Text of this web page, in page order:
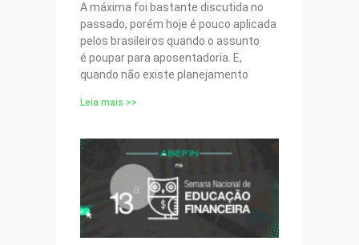
A máxima foi bastante discutida no
passado, porém hoje é pouco aplicada
pelos brasileiros quando o assunto
é poupar para aposentadoria. E,
quando não existe planejamento
Leia mais >>